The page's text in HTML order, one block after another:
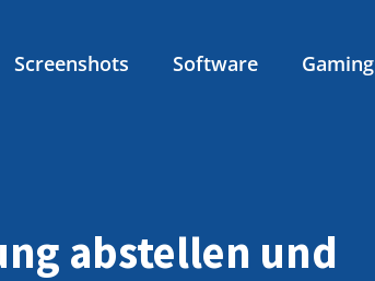
Screenshots Software Gaming
abstellen und